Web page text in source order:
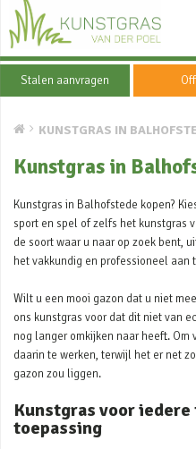
Stalen aanvragen
KUNSTGRAS IN
Kunstgras in
Kunstgras in Balhofstede kopen?
sport en spel of zelfs het kunstgras
de soort waar u naar op zoek bent,
het vakkundig en professioneel aan
Wilt u een mooi gazon dat u niet
ons kunstgras voor dat dit niet van
nog langer omkijken naar heeft.
daarin te werken, terwijl het er net
gazon zou liggen.
Kunstgras voor iedere
toepassing